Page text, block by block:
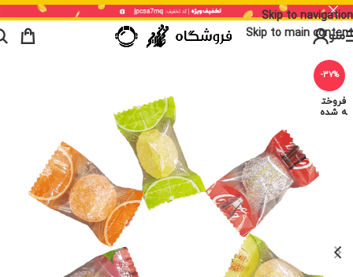
Skip to navigation
Skip to main content
منو
-37%
فروخت
ه شده